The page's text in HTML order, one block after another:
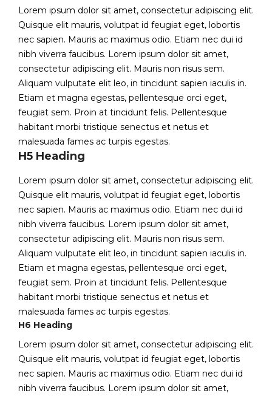
Lorem ipsum dolor sit amet, consectetur adipiscing elit.
Quisque elit mauris, volutpat id feugiat eget, lobortis
nec sapien. Mauris ac maximus odio. Etiam nec dui id
nibh viverra faucibus. Lorem ipsum dolor sit amet,
consectetur adipiscing elit. Mauris non risus sem.
Aliquam vulputate elit leo, in tincidunt sapien iaculis in.
Etiam et magna egestas, pellentesque orci eget,
feugiat sem. Proin at tincidunt felis. Pellentesque
habitant morbi tristique senectus et netus et
malesuada fames ac turpis egestas.
H5 Heading
Lorem ipsum dolor sit amet, consectetur adipiscing elit.
Quisque elit mauris, volutpat id feugiat eget, lobortis
nec sapien. Mauris ac maximus odio. Etiam nec dui id
nibh viverra faucibus. Lorem ipsum dolor sit amet,
consectetur adipiscing elit. Mauris non risus sem.
Aliquam vulputate elit leo, in tincidunt sapien iaculis in.
Etiam et magna egestas, pellentesque orci eget,
feugiat sem. Proin at tincidunt felis. Pellentesque
habitant morbi tristique senectus et netus et
malesuada fames ac turpis egestas.
H6 Heading
Lorem ipsum dolor sit amet, consectetur adipiscing elit.
Quisque elit mauris, volutpat id feugiat eget, lobortis
nec sapien. Mauris ac maximus odio. Etiam nec dui id
nibh viverra faucibus. Lorem ipsum dolor sit amet,